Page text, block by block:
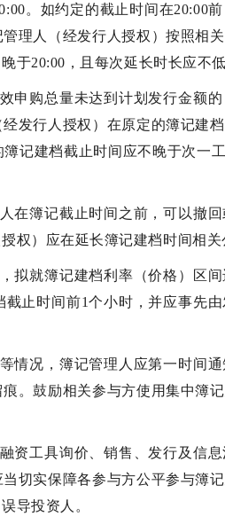
。如约定的截止时间在20:00
理人（经发行人授权）按照相
于20:00，且每次延长时长应不低
申购总量未达到计划发行金额
发行人授权）在原定的簿记建
记建档截止时间应不晚于次一
在簿记截止时间之前，可以撤
权）应在延长簿记建档时间相关
拟就簿记建档利率（价格）区
止时间前1个小时，并应事先
情况，簿记管理人应第一时间
。鼓励相关参与方使用集中簿
资工具询价、销售、发行及信
切实保障各参与方公平参与簿
导投资人。